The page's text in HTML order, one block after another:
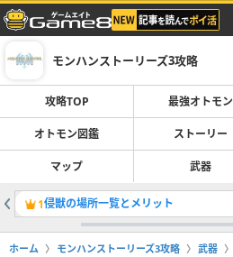
モンハンストーリーズ3攻略
攻略TOP 最強オトモン
オトモン図鑑 ストーリー
マップ 武器
1侵獣の場所一覧とメリット
ホーム モンハンストーリーズ3攻略 武器